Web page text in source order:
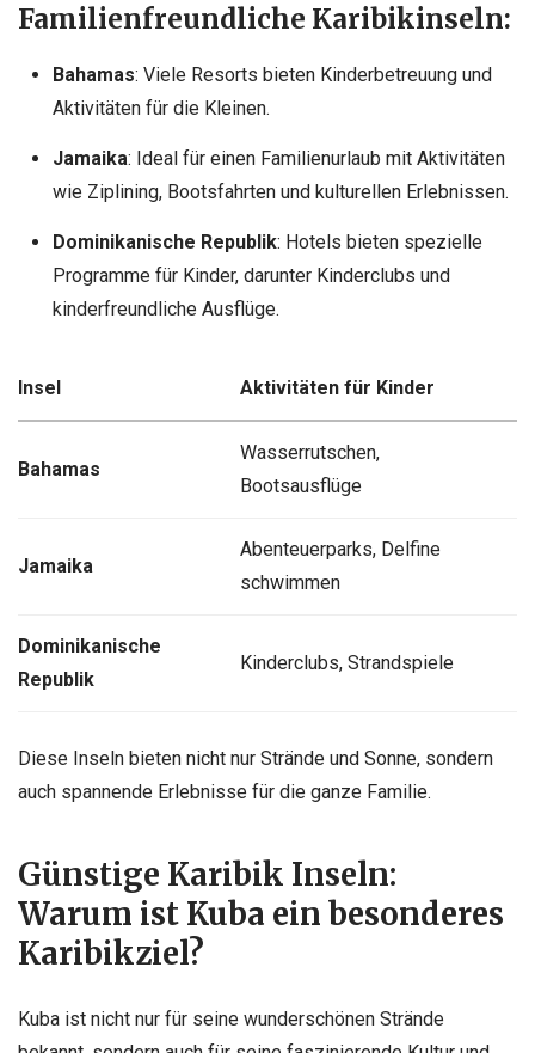
Familienfreundliche Karibikinseln:
Bahamas: Viele Resorts bieten Kinderbetreuung und
Aktivitäten für die Kleinen.
Jamaika: Ideal für einen Familienurlaub mit Aktivitäten
wie Ziplining, Bootsfahrten und kulturellen Erlebnissen.
Dominikanische Republik: Hotels bieten spezielle
Programme für Kinder, darunter Kinderclubs und
kinderfreundliche Ausflüge.
Insel Aktivitäten für Kinder
Bahamas
Wasserrutschen,
Bootsausflüge
Jamaika
Abenteuerparks, Delfine
schwimmen
Dominikanische
Republik
Kinderclubs, Strandspiele
Diese Inseln bieten nicht nur Strände und Sonne, sondern
auch spannende Erlebnisse für die ganze Familie.
Günstige Karibik Inseln:
Warum ist Kuba ein besonderes
Karibikziel?
Kuba ist nicht nur für seine wunderschönen Strände